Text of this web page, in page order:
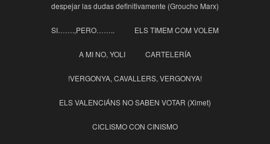
despejar las dudas definitivamente (Groucho Marx)
SI…….,PERO…….. ELS TIMEM COM VOLEM
A MI NO, YOLI CARTELERÍA
!VERGONYA, CAVALLERS, VERGONYA!
ELS VALENCIÁNS NO SABEN VOTAR (Ximet)
CICLISMO CON CINISMO